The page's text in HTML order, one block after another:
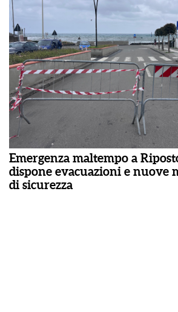
Emergenza maltempo a
dispone evacuazioni e nuove
di sicurezza